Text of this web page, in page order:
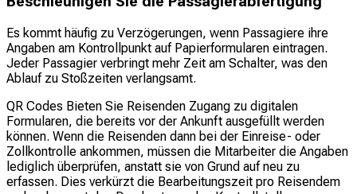
Es kommt häufig zu Verzögerungen, wenn Passagiere ihre
Angaben am Kontrollpunkt auf Papierformularen eintragen.
Jeder Passagier verbringt mehr Zeit am Schalter, was den
Ablauf zu Stoßzeiten verlangsamt.
QR Codes Bieten Sie Reisenden Zugang zu digitalen
Formularen, die bereits vor der Ankunft ausgefüllt werden
können. Wenn die Reisenden dann bei der Einreise- oder
Zollkontrolle ankommen, müssen die Mitarbeiter die Angaben
lediglich überprüfen, anstatt sie von Grund auf neu zu
erfassen. Dies verkürzt die Bearbeitungszeit pro Reisendem